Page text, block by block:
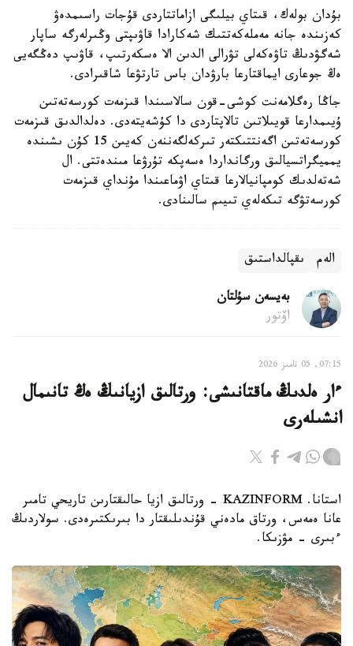
بۇدان بولەك، قىتاي بيلىگى ازاماتتاردى قۇجات راسىمدەۋ
كەزىندە جانە مەملەكەتتىك شەكارادا قاۋىپتى وڭىرلەرگە ساپار
شەگۋدىڭ تاۋەكەلى تۋرالى الدىن الا ەسكەرتىپ، قاۋىپ دەڭگەيى
ەڭ جوعارى ايماقتارعا بارۋدان باس تارتۋعا شاقىرادى.
جاڭا رەگلامەنت كوشى-قون سالاسىندا قىزمەت كورسەتەتىن
ۇيىمدارعا قويىلاتىن تالاپتاردى دا كۇشەيتەدى. دەلدالدىق قىزمەت
كورسەتەتىن اگەنتتىكتەر تىركەلگەننەن كەيىن 15 كۇن ىشىندە
يمميگراتسيالىق ورگانداردا ەسەپكە تۇرۋعا مىندەتتى. ال
شەتەلدىك كومپانيالارعا قىتاي اۋماعىندا مۇنداي قىزمەت
كورسەتۋگە تىكەلەي تىيىم سالىنادى.
الەم ىقپالداستىق
بەيسەن سۇلتان
اۆتور
07:15, 05 تامىز 2026
ءار ەلدىڭ ماقتانىشى: ورتالىق ازيانىڭ ەڭ تانىمال
انشىلەرى
استانا. KAZINFORM - ورتالىق ازيا حالىقتارىن تاريحي تامىر
عانا ەمەس، ورتاق مادەني قۇندىلىقتار دا بىرىكتىرەدى. سولاردىڭ
ءبىرى – مۋزىكا.